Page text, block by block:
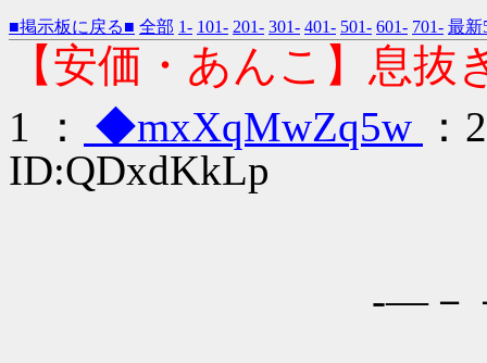
■掲示板に戻る■ 全部 1- 101- 201- 301- 401- 501- 601- 701- 最新
【安価・あんこ】息抜
1 ： ◆mxXqMwZq5w
ID:QDxdKkLp
-―－－―